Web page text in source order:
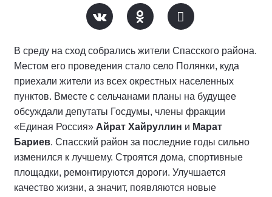
В среду на сход собрались жители Спасского района.
Местом его проведения стало село Полянки, куда
приехали жители из всех окрестных населенных
пунктов. Вместе с сельчанами планы на будущее
обсуждали депутаты Госдумы, члены фракции
«Единая Россия» Айрат Хайруллин и Марат
Бариев. Спасский район за последние годы сильно
изменился к лучшему. Строятся дома, спортивные
площадки, ремонтируются дороги. Улучшается
качество жизни, а значит, появляются новые